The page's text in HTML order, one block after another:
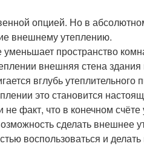
опцией. Но в
внешнему утеплению.
пространство
внешняя стена здания
вглубь утеплительного
это становится
факт, что в конечном счёте
сделать внешнее
воспользоваться и